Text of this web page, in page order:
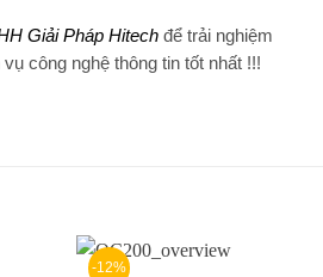
Giải Pháp Hitech để trải nghiệm
công nghệ thông tin tốt nhất !!!
-12%